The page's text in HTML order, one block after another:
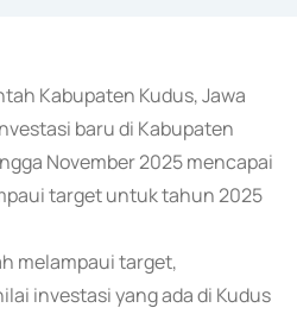
Kabupaten Kudus, Jawa
baru di Kabupaten
November 2025 mencapai
target untuk tahun 2025
melampaui target,
investasi yang ada di Kudus